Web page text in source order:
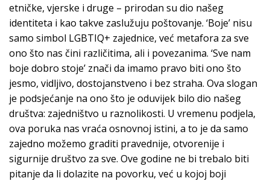
etničke, vjerske i druge – prirodan su dio našeg
identiteta i kao takve zaslužuju poštovanje. ‘Boje’ nisu
samo simbol LGBTIQ+ zajednice, već metafora za sve
ono što nas čini različitima, ali i povezanima. ‘Sve nam
boje dobro stoje’ znači da imamo pravo biti ono što
jesmo, vidljivo, dostojanstveno i bez straha. Ova slogan
je podsjećanje na ono što je oduvijek bilo dio našeg
društva: zajedništvo u raznolikosti. U vremenu podjela,
ova poruka nas vraća osnovnoj istini, a to je da samo
zajedno možemo graditi pravednije, otvorenije i
sigurnije društvo za sve. Ove godine ne bi trebalo biti
pitanje da li dolazite na povorku, već u kojoj boji